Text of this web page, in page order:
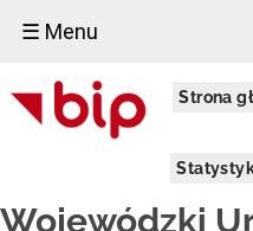
☰ Menu
Strona
Wojewódzki
Dostępność
Deklaracja
dostępności
realizowanym